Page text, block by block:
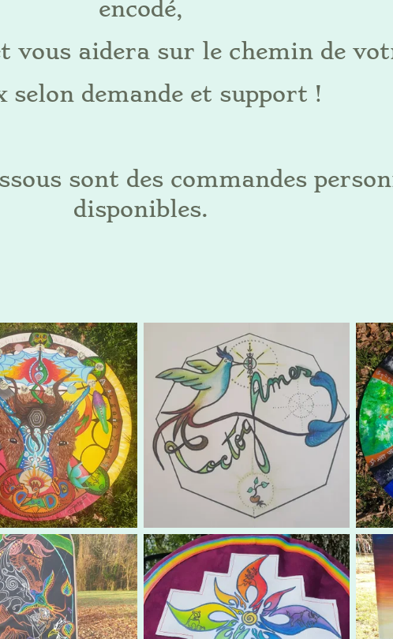
encodé,
vous aidera sur le chemin de
selon demande et support !
sont des commandes
disponibles.